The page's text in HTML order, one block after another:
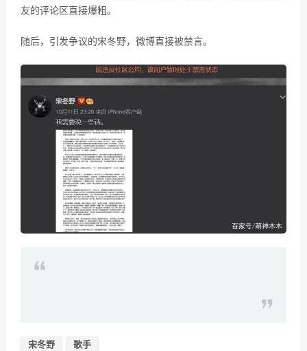
友的评论区直接爆粗。
随后，引发争议的宋冬野，微博直接被禁言。
宋冬野 歌手